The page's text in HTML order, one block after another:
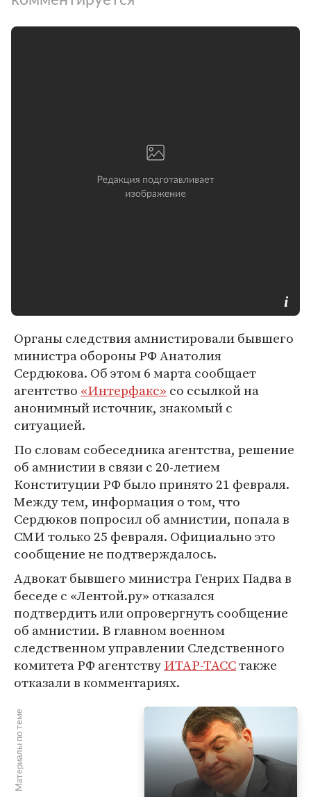
Органы следствия амнистировали бывшего
министра обороны РФ Анатолия
Сердюкова. Об этом 6 марта сообщает
агентство «Интерфакс» со ссылкой на
анонимный источник, знакомый с
ситуацией.
По словам собеседника агентства, решение
об амнистии в связи с 20-летием
Конституции РФ было принято 21 февраля.
Между тем, информация о том, что
Сердюков попросил об амнистии, попала в
СМИ только 25 февраля. Официально это
сообщение не подтверждалось.
Адвокат бывшего министра Генрих Падва в
беседе с «Лентой.ру» отказался
подтвердить или опровергнуть сообщение
об амнистии. В главном военном
следственном управлении Следственного
комитета РФ агентствуИТАР-ТАССтакже
отказали в комментариях.
Материалы по теме